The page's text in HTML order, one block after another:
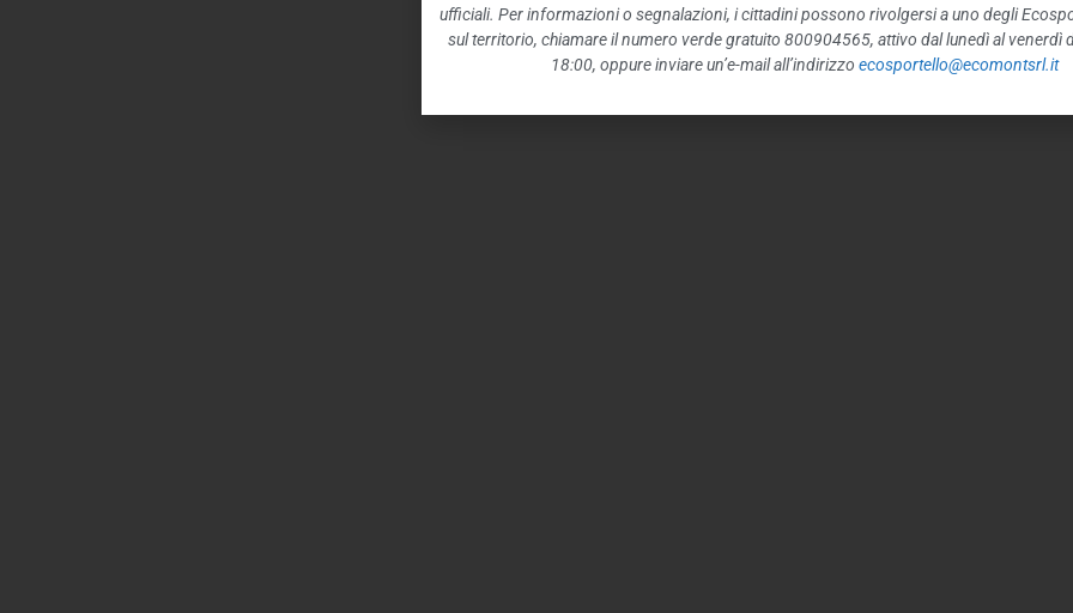
ufficiali. Per informazioni o segnalazioni, i cittadini possono rivolgersi a uno degli
sul territorio, chiamare il numero verde gratuito 800904565, attivo dal lunedì al venerdì
18:00, oppure inviare un’e-mail all’indirizzo ecosportello@ecomontsrl.it